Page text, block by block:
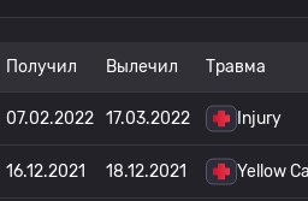
Получил Вылечил Травма
07.02.2022 17.03.2022 Injury
16.12.2021 18.12.2021 Yellow